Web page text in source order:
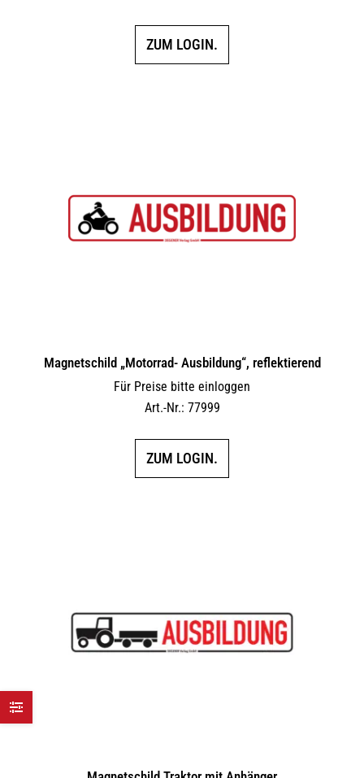
ZUM LOGIN.
Magnetschild „Motorrad- Ausbildung“, reflektierend
Für Preise bitte einloggen
Art.-Nr.: 77999
ZUM LOGIN.